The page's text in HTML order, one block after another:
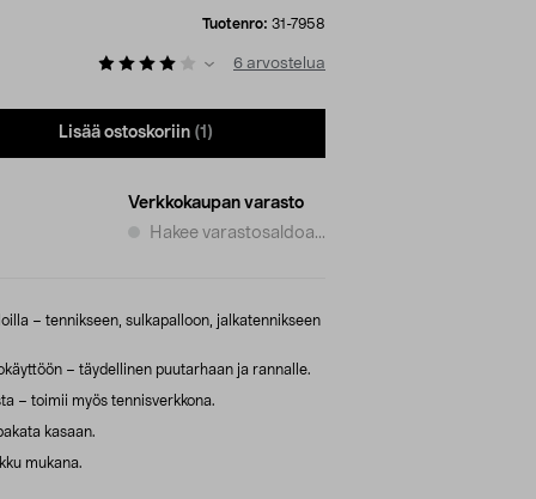
Tuotenro: 31-7958
6 arvostelua
Lisää ostoskoriin (1)
Verkkokaupan varasto
Hakee varastosaldoa...
– tennikseen, sulkapalloon, jalkatennikseen
– täydellinen puutarhaan ja rannalle.
– toimii myös tennisverkkona.
kasaan.
mukana.